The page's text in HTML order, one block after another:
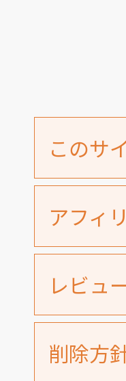
このサ
アフィ
レビュ
削除方